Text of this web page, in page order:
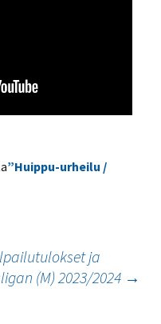
”Huippu-urheilu /
ja
(M) 2023/2024 →